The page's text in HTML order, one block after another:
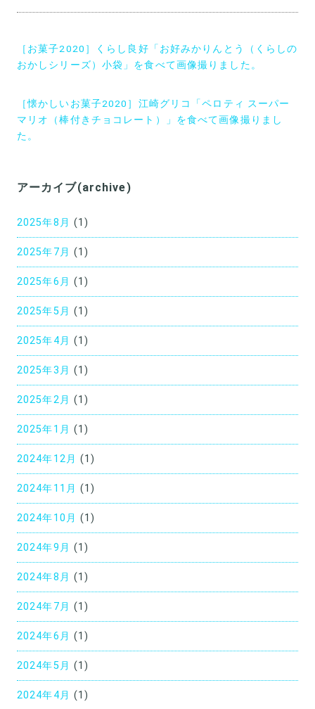
稿
ビ
ゲ
シ
ン
［お菓子2020］くらし良好「お好みかりんとう（くらしの
おかしシリーズ）小袋」を食べて画像撮りました。
［懐かしいお菓子2020］江崎グリコ「ペロティ スーパー
マリオ（棒付きチョコレート）」を食べて画像撮りまし
た。
アーカイブ(archive)
2025年8月 (1)
2025年7月 (1)
2025年6月 (1)
2025年5月 (1)
2025年4月 (1)
2025年3月 (1)
2025年2月 (1)
2025年1月 (1)
2024年12月 (1)
2024年11月 (1)
2024年10月 (1)
2024年9月 (1)
2024年8月 (1)
2024年7月 (1)
2024年6月 (1)
2024年5月 (1)
2024年4月 (1)